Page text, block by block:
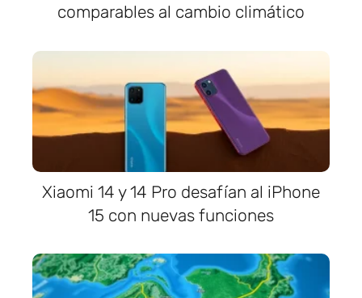
comparables al cambio climático
Xiaomi 14 y 14 Pro desafían al iPhone
15 con nuevas funciones